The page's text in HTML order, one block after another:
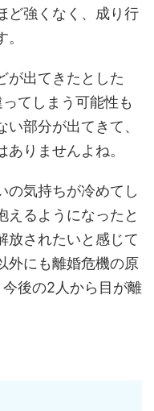
ど強くなく、成り行
が出てきたとした
てしまう可能性も
部分が出てきて、
りませんよね。
の気持ちが冷めてし
えるようになったと
放されたいと感じて
外にも離婚危機の原
後の2人から目が離